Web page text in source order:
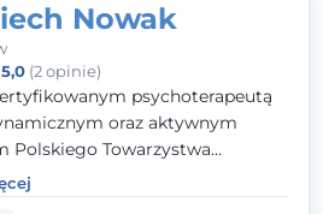
Nowak
5,0(2 opinie)
psychoterapeutą
oraz aktywnym
Polskiego Towarzystwa
Psychodynamicznej. W
zawodowej kładę duży nacisk